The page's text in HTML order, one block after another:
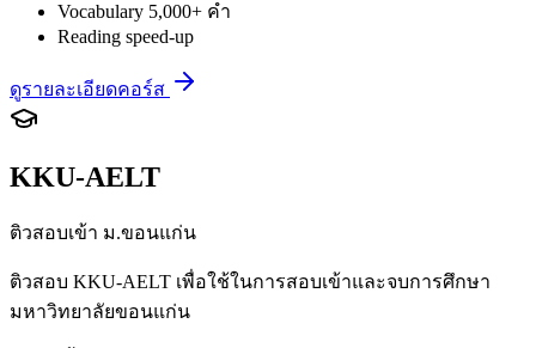
Vocabulary 5,000+ คำ
Reading speed-up
ดูรายละเอียดคอร์ส
KKU-AELT
ติวสอบเข้า ม.ขอนแก่น
ติวสอบ KKU-AELT เพื่อใช้ในการสอบเข้าและจบการศึกษา
มหาวิทยาลัยขอนแก่น